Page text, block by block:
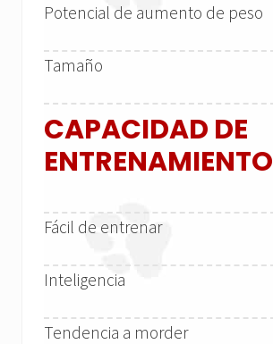
Potencial de aumento de peso
Tamaño
CAPACIDAD DE
ENTRENAMIENTO
Fácil de entrenar
Inteligencia
Tendencia a morder